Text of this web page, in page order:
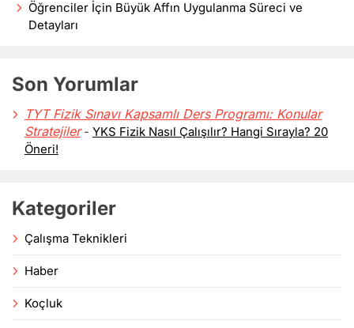
Öğrenciler İçin Büyük Affın Uygulanma Süreci ve
Detayları
Son Yorumlar
TYT Fizik Sınavı Kapsamlı Ders Programı: Konular
Stratejiler- YKS Fizik Nasıl Çalışılır? Hangi Sırayla? 20
Öneri!
Kategoriler
Çalışma Teknikleri
Haber
Koçluk